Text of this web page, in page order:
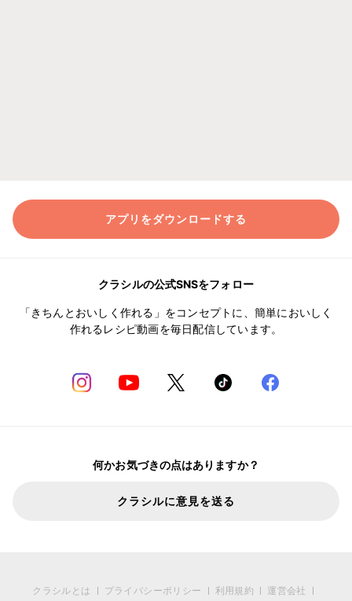
アプリをダウンロードする
クラシルの公式SNSをフォロー
「きちんとおいしく作れる」をコンセプトに、簡単においしく
作れるレシピ動画を毎日配信しています。
何かお気づきの点はありますか？
クラシルに意見を送る
クラシルとは プライバシーポリシー 利用規約 運営会社